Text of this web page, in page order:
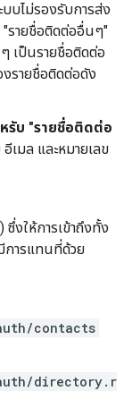
บไม่รองรับการส่ง
ายชื่อติดต่ออื่นๆ"
เป็นรายชื่อติดต่อ
รายชื่อติดต่อดัง
รับ "รายชื่อติดต่อ
เมล และหมายเลข
) ซึ่งให้การเข้าถึงทั้ง
การแทนที่ด้วย
contacts
directory.r